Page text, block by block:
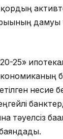
25»
несие
тәуелсіз